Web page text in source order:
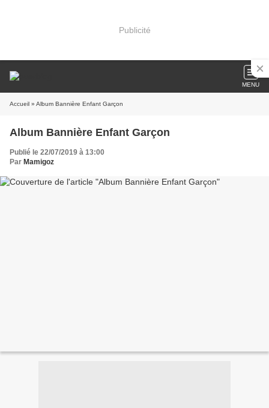
Publicité
MENU
Accueil » Album Bannière Enfant Garçon
Album Bannière Enfant Garçon
Publié le 22/07/2019 à 13:00
Par Mamigoz